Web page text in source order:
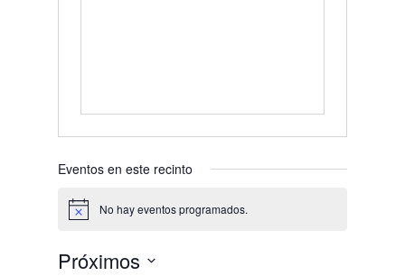
Eventos en este recinto
Aviso No hay eventos programados.
Próximos